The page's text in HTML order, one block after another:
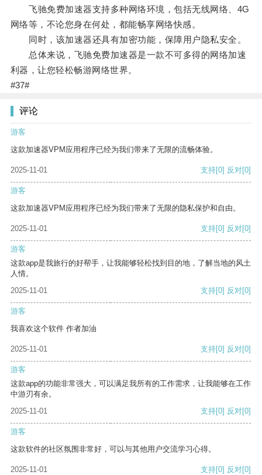
飞驰免费加速器支持多种网络环境，包括无线网络、4G
网络等，不论您身在何处，都能畅享网络快感。
同时，该加速器还具有加密功能，保障用户隐私安全。
总体来说，飞驰免费加速器是一款不可多得的网络加速
利器，让您轻松畅游网络世界。
#37#
评论
游客
这款加速器VPM应用程序已经为我们带来了无限的流畅体验。
2025-11-01 支持[0] 反对[0]
游客
这款加速器VPM应用程序已经为我们带来了无限的隐私保护和自由。
2025-11-01 支持[0] 反对[0]
游客
这款app是我旅行的好帮手，让我能够轻松找到目的地，了解当地的风土
人情。
2025-11-01
支持[0] 反对[0]
游客
我喜欢这个软件 作者加油
2025-11-01 支持[0] 反对[0]
游客
这款app的功能非常强大，可以满足我所有的工作需求，让我能够在工作
中游刃有余。
2025-11-01
支持[0] 反对[0]
游客
这款软件的社区氛围非常好，可以与其他用户交流学习心得。
2025-11-01 支持[0] 反对[0]